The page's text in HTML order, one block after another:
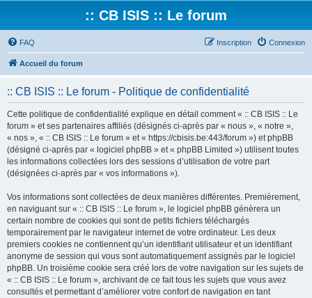
:: CB ISIS :: Le forum
FAQ Connexion
Inscription
Accueil du forum
:: CB ISIS :: Le forum - Politique de confidentialité
Cette politique de confidentialité explique en détail comment « :: CB ISIS :: Le
forum » et ses partenaires affiliés (désignés ci-après par « nous », « notre »,
« nos », « :: CB ISIS :: Le forum » et « https://cbisis.be:443/forum ») et phpBB
(désigné ci-après par « logiciel phpBB » et « phpBB Limited ») utilisent toutes
les informations collectées lors des sessions d’utilisation de votre part
(désignées ci-après par « vos informations »).
Vos informations sont collectées de deux manières différentes. Premièrement,
en naviguant sur « :: CB ISIS :: Le forum », le logiciel phpBB génèrera un
certain nombre de cookies qui sont de petits fichiers téléchargés
temporairement par le navigateur internet de votre ordinateur. Les deux
premiers cookies ne contiennent qu’un identifiant utilisateur et un identifiant
anonyme de session qui vous sont automatiquement assignés par le logiciel
phpBB. Un troisième cookie sera créé lors de votre navigation sur les sujets de
« :: CB ISIS :: Le forum », archivant de ce fait tous les sujets que vous avez
consultés et permettant d’améliorer votre confort de navigation en tant